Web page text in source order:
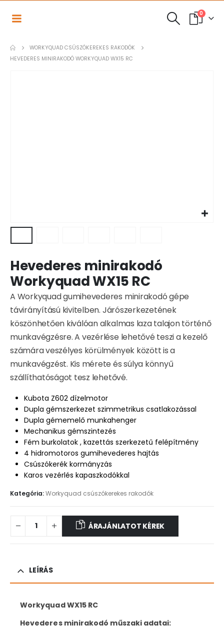
0
WORKYQUAD CSÚSZÓKEREKES RAKODÓK
HEVEDERES MINIRAKODÓ WORKYQUAD WX15 RC
Hevederes minirakodó
Workyquad WX15 RC
A Workyquad gumihevederes minirakodó gépe
távirányítású kivitelben. Járószerkezetének
köszönhetően kiválóan alkalmas laza talajon történő
munkavégzésre. A vezérlése lehetővé teszi a kezelő
számára veszélyes körülmények között is a
munkavégzést. Kis mérete és súlya könnyű
szállíthatóságot tesz lehetővé.
Kubota Z602 dízelmotor
Dupla gémszerkezet szimmetrikus csatlakozással
Dupla gémemelő munkahenger
Mechanikus gémszintezés
Fém burkolatok , kazettás szerkezetű felépítmény
4 hidromotoros gumihevederes hajtás
Csúszókerék kormányzás
Karos vezérlés kapaszkodókkal
Kategória:Workyquad csúszókerekes rakodók
ÁRAJÁNLATOT KÉREK
LEÍRÁS
Workyquad WX15 RC
Hevederes minirakodó műszaki adatai: